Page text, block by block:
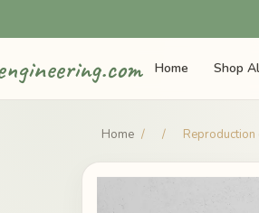
Home Shop
Home / / Reproduction